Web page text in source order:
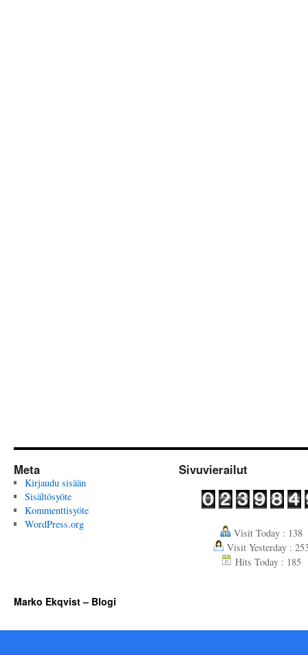
Meta
Kirjaudu sisään
Sisältösyöte
Kommenttisyöte
WordPress.org
Sivuvierailut
Visit Today : 138
Visit Yesterday :
Hits Today : 185
Marko Ekqvist – Blogi